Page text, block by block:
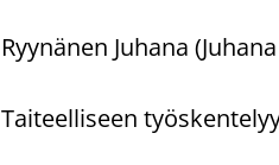
Ryynänen Juhana
Taiteelliseen